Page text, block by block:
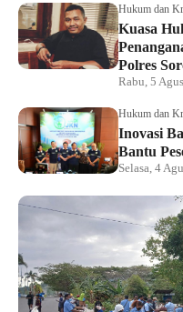
Hukum dan
Kuasa
Polres
Rabu, 5
Hukum dan
Inovasi
Bantu
Selasa, 4